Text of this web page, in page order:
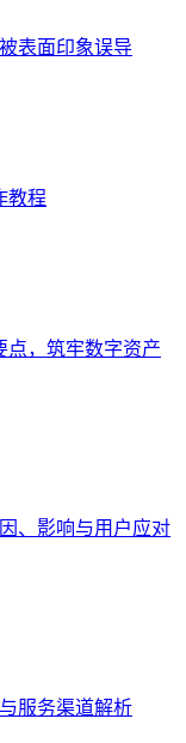
表面印象误导
教程
点，筑牢数字资产
、影响与用户应对
服务渠道解析